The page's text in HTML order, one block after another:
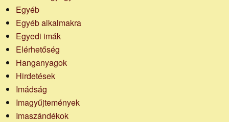
Egyéb
Egyéb alkalmakra
Egyedi imák
Elérhetőség
Hanganyagok
Hirdetések
Imádság
Imagyűjtemények
Imaszándékok